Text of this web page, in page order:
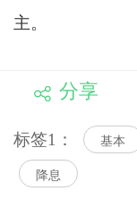
主。
分享
标签1： 基本
降息